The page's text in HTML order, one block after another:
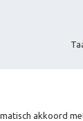
akkoord